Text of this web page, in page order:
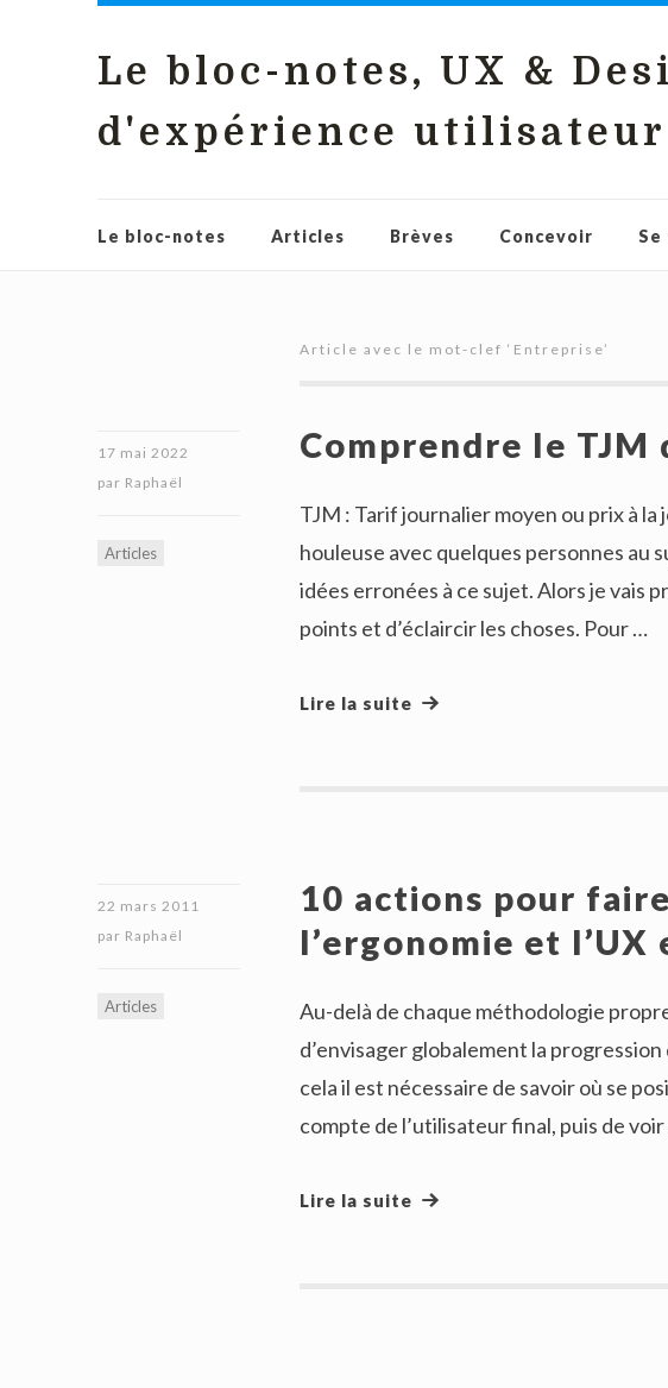
Le bloc-notes, UX &
d'expérience utilisateur
Le bloc-notes Articles Brèves Concevoir Se
Article avec le mot-clef ‘ Entreprise’
17 mai 2022
par Raphaël
Articles
Comprendre le TJM
TJM : Tarif journalier moyen ou prix à la
houleuse avec quelques personnes au
idées erronées à ce sujet. Alors je vais
points et d’éclaircir les choses. Pour …
Lire la suite
22 mars 2011
par Raphaël
Articles
10 actions pour
l’ergonomie et
Au-delà de chaque méthodologie
d’envisager globalement la
cela il est nécessaire de savoir où se
compte de l’utilisateur final, puis de
Lire la suite